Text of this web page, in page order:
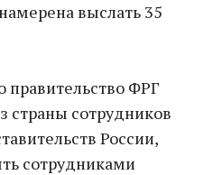
выслать 35
правительство ФРГ
страны сотрудников
России,
сотрудниками